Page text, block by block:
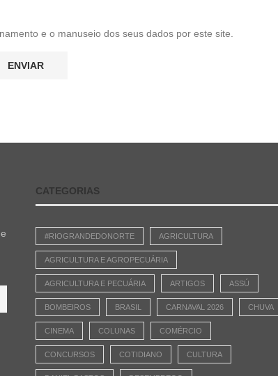
e o manuseio dos seus dados por este site.
CATEGORIAS
#RIOGRANDEDONORTE AGRICULTURA
AGRICULTURA E AGROPECUÁRIA
AGRICULTURA E PECUÁRIA ARTIGOS ASSÚ
BOMBEIROS BRASIL CARNAVAL 2026 CHUVA
CINEMA COLUNAS COMÉRCIO
CONCURSOS COTIDIANO CULTURA